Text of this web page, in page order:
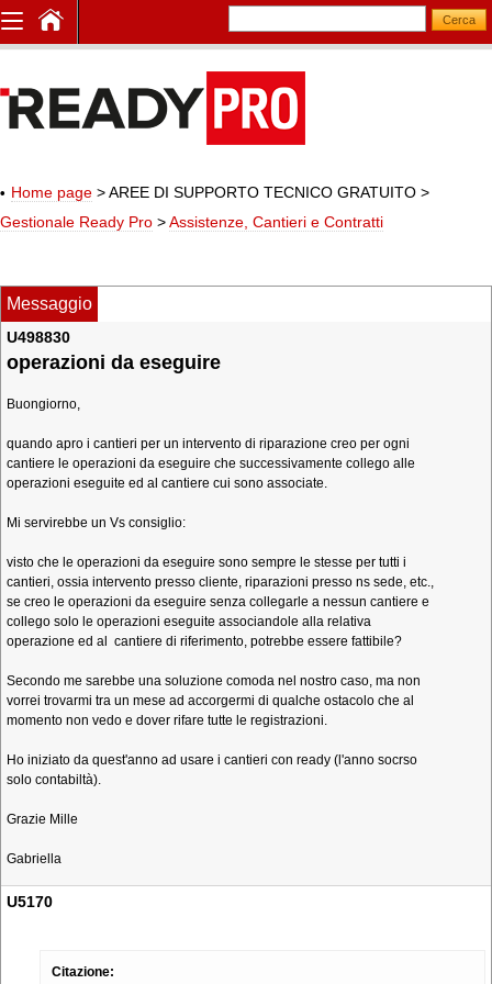
Home page > AREE DI SUPPORTO TECNICO GRATUITO >
Gestionale Ready Pro >Assistenze, Cantieri e Contratti
Messaggio
U498830
operazioni da eseguire
Buongiorno,
quando apro i cantieri per un intervento di riparazione creo per ogni
cantiere le operazioni da eseguire che successivamente collego alle
operazioni eseguite ed al cantiere cui sono associate.
Mi servirebbe un Vs consiglio:
visto che le operazioni da eseguire sono sempre le stesse per tutti i
cantieri, ossia intervento presso cliente, riparazioni presso ns sede, etc.,
se creo le operazioni da eseguire senza collegarle a nessun cantiere e
collego solo le operazioni eseguite associandole alla relativa
operazione ed al cantiere di riferimento, potrebbe essere fattibile?
Secondo me sarebbe una soluzione comoda nel nostro caso, ma non
vorrei trovarmi tra un mese ad accorgermi di qualche ostacolo che al
momento non vedo e dover rifare tutte le registrazioni.
Ho iniziato da quest'anno ad usare i cantieri con ready (l'anno socrso
solo contabiltà).
Grazie Mille
Gabriella
U5170
Citazione: